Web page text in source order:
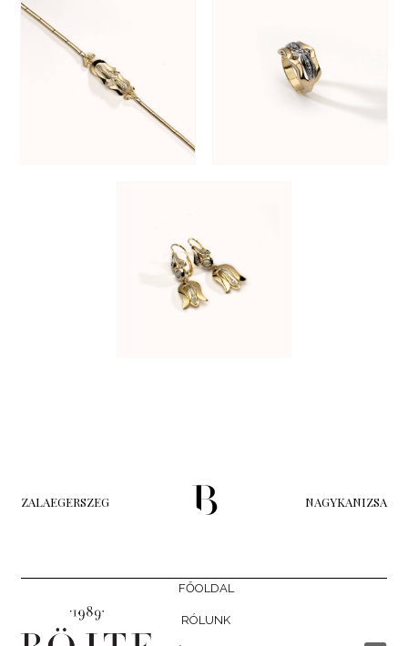
ZALAEGERSZEG NAGYKANIZSA
FŐOLDAL
RÓLUNK